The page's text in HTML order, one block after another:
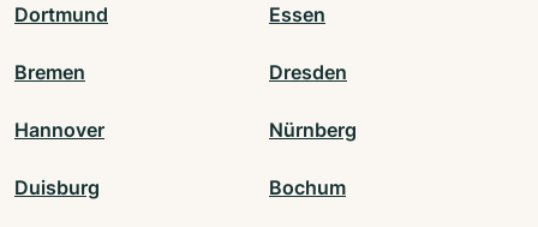
Dortmund Essen
Bremen Dresden
Hannover Nürnberg
Duisburg Bochum